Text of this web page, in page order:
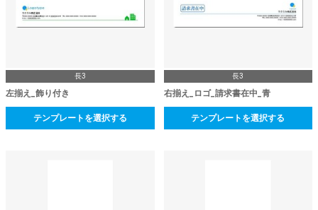
長3
左揃え_飾り付き
テンプレートを選択する
長3
右揃え_ロゴ_請求書在中_青
テンプレートを選択する